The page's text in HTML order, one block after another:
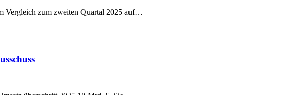
Vergleich zum zweiten Quartal 2025 auf…